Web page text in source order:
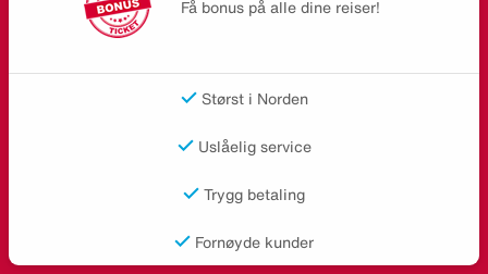
Få bonus på alle dine reiser!
Størst i Norden
Uslåelig service
Trygg betaling
Fornøyde kunder